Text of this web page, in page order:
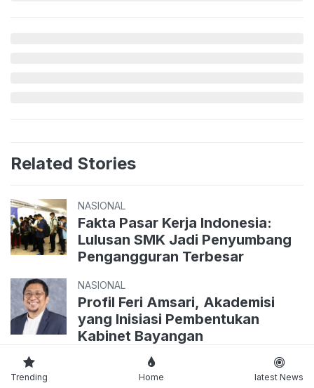
Related Stories
NASIONAL
Fakta Pasar Kerja Indonesia:
Lulusan SMK Jadi Penyumbang
Pengangguran Terbesar
NASIONAL
Profil Feri Amsari, Akademisi
yang Inisiasi Pembentukan
Kabinet Bayangan
Jangan Langsung Dijual, Begini
Trending Home latest News